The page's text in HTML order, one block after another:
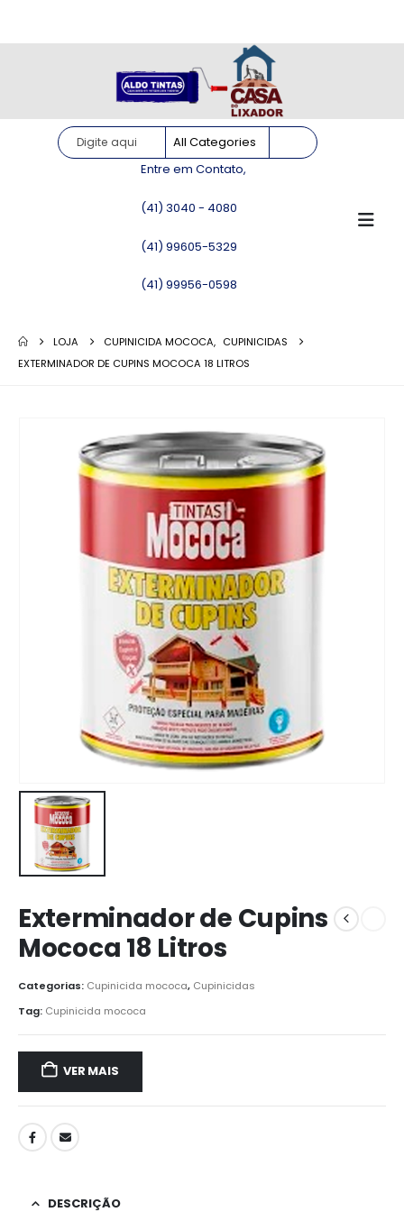
Entre em Contato,
(41) 3040 - 4080
(41) 99605-5329
(41) 99956-0598
LOJA CUPINICIDA MOCOCA, CUPINICIDAS
EXTERMINADOR DE CUPINS MOCOCA 18 LITROS
Exterminador de Cupins
Mococa 18 Litros
Categorias: Cupinicida mococa, Cupinicidas
Tag: Cupinicida mococa
VER MAIS
DESCRIÇÃO